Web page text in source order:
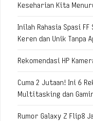
Keseharian Kita
Inilah Rahasia Spasi
Keren dan Unik Tanpa
Rekomendasi HP
Cuma 2 Jutaan! Ini 6
Multitasking dan
Rumor Galaxy Z Flip8